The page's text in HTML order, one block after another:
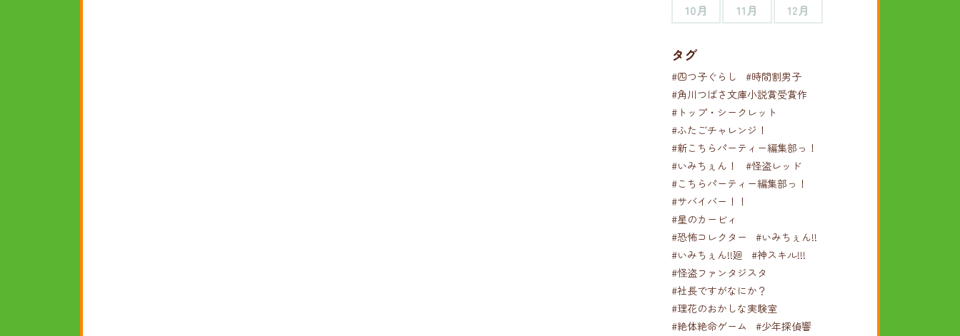
10月
11月 12月
タグ
#四つ子ぐらし
#時間割男子
#角川つばさ文庫小説賞受賞作
#トップ・シークレット
#ふたごチャレンジ！
#新こちらパーティー編集部っ！
#いみちぇん！
#怪盗レッド
#こちらパーティー編集部っ！
#サバイバー！！
#星のカービィ
#恐怖コレクター
#いみちぇん!!
#いみちぇん!!廻
#神スキル!!!
#怪盗ファンタジスタ
#社長ですがなにか？
#理花のおかしな実験室
#絶体絶命ゲーム
#少年探偵響